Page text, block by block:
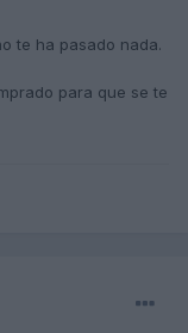
te ha pasado nada.
para que se te